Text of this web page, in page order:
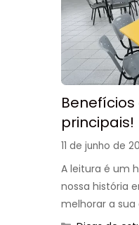
principais!
11 de junho de
A leitura é um
nossa história
melhorar a